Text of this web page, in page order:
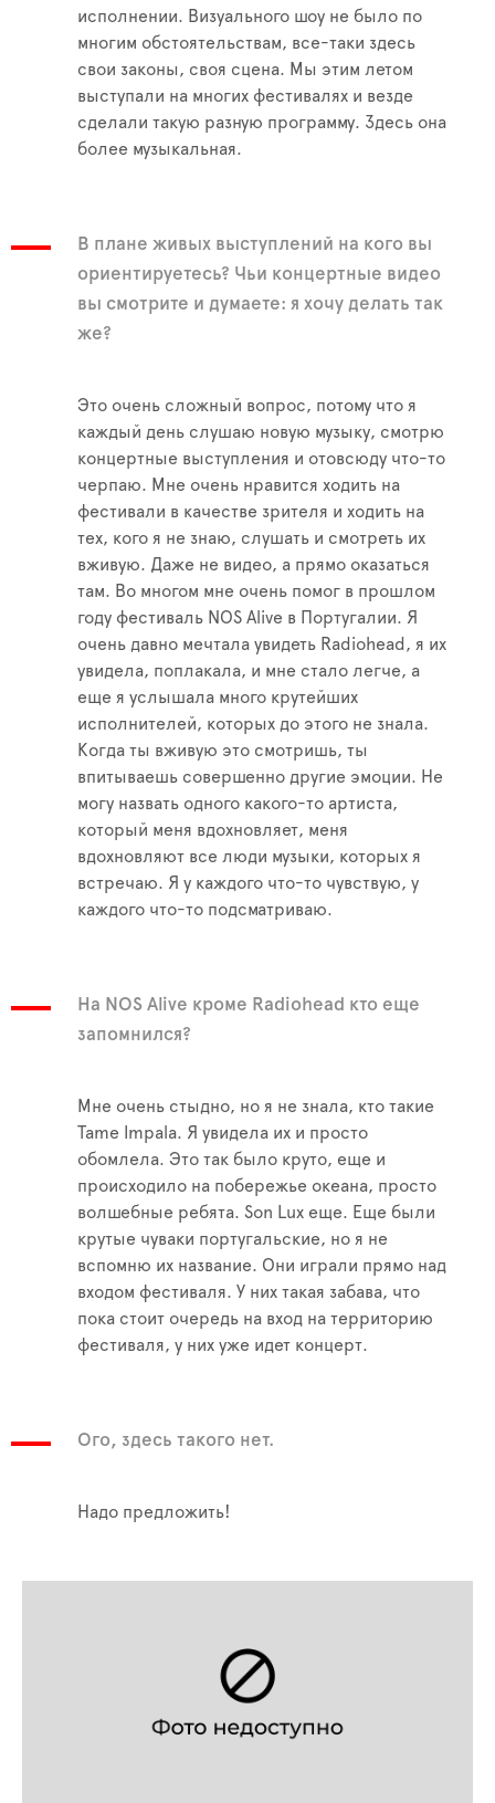
исполнении. Визуального шоу не было по
многим обстоятельствам, все-таки здесь
свои законы, своя сцена. Мы этим летом
выступали на многих фестивалях и везде
сделали такую разную программу. Здесь она
более музыкальная.
В плане живых выступлений на кого вы
ориентируетесь? Чьи концертные видео
вы смотрите и думаете: я хочу делать так
же?
Это очень сложный вопрос, потому что я
каждый день слушаю новую музыку, смотрю
концертные выступления и отовсюду что-то
черпаю. Мне очень нравится ходить на
фестивали в качестве зрителя и ходить на
тех, кого я не знаю, слушать и смотреть их
вживую. Даже не видео, а прямо оказаться
там. Во многом мне очень помог в прошлом
году фестиваль NOS Alive в Португалии. Я
очень давно мечтала увидеть Radiohead, я их
увидела, поплакала, и мне стало легче, а
еще я услышала много крутейших
исполнителей, которых до этого не знала.
Когда ты вживую это смотришь, ты
впитываешь совершенно другие эмоции. Не
могу назвать одного какого-то артиста,
который меня вдохновляет, меня
вдохновляют все люди музыки, которых я
встречаю. Я у каждого что-то чувствую, у
каждого что-то подсматриваю.
На NOS Alive кроме Radiohead кто еще
запомнился?
Мне очень стыдно, но я не знала, кто такие
Tame Impala. Я увидела их и просто
обомлела. Это так было круто, еще и
происходило на побережье океана, просто
волшебные ребята. Son Lux еще. Еще были
крутые чуваки португальские, но я не
вспомню их название. Они играли прямо над
входом фестиваля. У них такая забава, что
пока стоит очередь на вход на территорию
фестиваля, у них уже идет концерт.
Ого, здесь такого нет.
Надо предложить!